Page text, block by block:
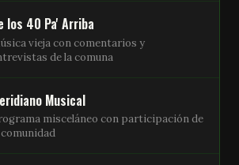
los 40 Pa' Arriba
vieja con comentarios y
de la comuna
Musical
misceláneo con participación de